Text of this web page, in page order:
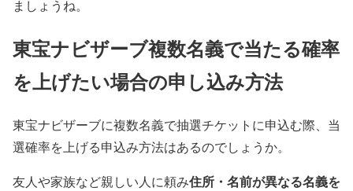
ましょうね。
東宝ナビザーブ複数名義で当たる確率
を上げたい場合の申し込み方法
東宝ナビザーブに複数名義で抽選チケットに申込む際、当
選確率を上げる申込み方法はあるのでしょうか。
友人や家族など親しい人に頼み住所・名前が異なる名義を